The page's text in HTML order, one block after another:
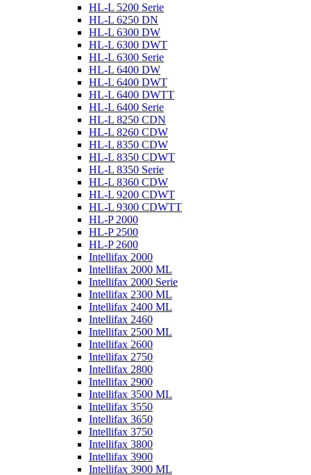
HL-L 5200 Serie
HL-L 6250 DN
HL-L 6300 DW
HL-L 6300 DWT
HL-L 6300 Serie
HL-L 6400 DW
HL-L 6400 DWT
HL-L 6400 DWTT
HL-L 6400 Serie
HL-L 8250 CDN
HL-L 8260 CDW
HL-L 8350 CDW
HL-L 8350 CDWT
HL-L 8350 Serie
HL-L 8360 CDW
HL-L 9200 CDWT
HL-L 9300 CDWTT
HL-P 2000
HL-P 2500
HL-P 2600
Intellifax 2000
Intellifax 2000 ML
Intellifax 2000 Serie
Intellifax 2300 ML
Intellifax 2400 ML
Intellifax 2460
Intellifax 2500 ML
Intellifax 2600
Intellifax 2750
Intellifax 2800
Intellifax 2900
Intellifax 3500 ML
Intellifax 3550
Intellifax 3650
Intellifax 3750
Intellifax 3800
Intellifax 3900
Intellifax 3900 ML